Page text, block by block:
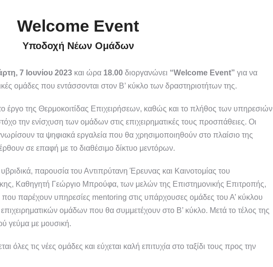
Welcome Event
Υποδοχή Νέων Ομάδων
7 Ιουνίου 2023 και ώρα 18.00 διοργανώνει “Welcome Event” για να
ομάδες που εντάσσονται στον Β’ κύκλο των δραστηριοτήτων της.
έργο της Θερμοκοιτίδας Επιχειρήσεων, καθώς και το πλήθος των υπηρεσιών
την ενίσχυση των ομάδων στις επιχειρηματικές τους προσπάθειες. Οι
τα ψηφιακά εργαλεία που θα χρησιμοποιηθούν στο πλαίσιο της
σε επαφή με το διαθέσιμο δίκτυο μεντόρων.
παρουσία του Αντιπρύτανη Έρευνας και Καινοτομίας του
Καθηγητή Γεώργιο Μπρούφα, των μελών της Επιστημονικής Επιτροπής,
παρέχουν υπηρεσίες mentoring στις υπάρχουσες ομάδες του Α’ κύκλου
ομάδων που θα συμμετέχουν στο Β’ κύκλο. Μετά το τέλος της
γεύμα με μουσική.
τις νέες ομάδες και εύχεται καλή επιτυχία στο ταξίδι τους προς την